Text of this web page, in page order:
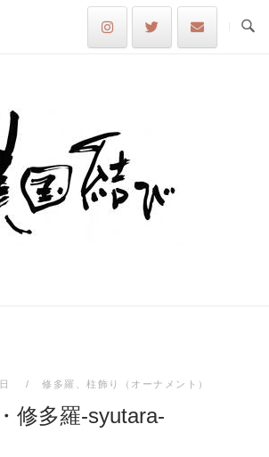
修多羅、柱飾り（オーナメント）
修多羅-syutara-